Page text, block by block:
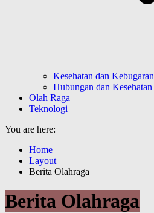
Kesehatan dan Kebugaran
Hubungan dan Kesehatan
Olah Raga
Teknologi
You are here:
Home
Layout
Berita Olahraga
Berita Olahraga